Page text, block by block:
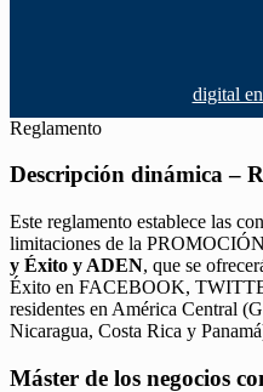
digital
Reglamento
Descripción dinámica –
Este reglamento establece las
limitaciones de la PROMOCIÓN
y Éxito y ADEN, que se
Éxito en FACEBOOK,
residentes en América Central
Nicaragua, Costa Rica y
Máster de los negocios